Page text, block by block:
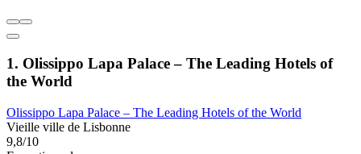
1. Olissippo Lapa Palace – The Leading Hotels of
the World
Olissippo Lapa Palace – The Leading Hotels of the World
Vieille ville de Lisbonne
9,8/10